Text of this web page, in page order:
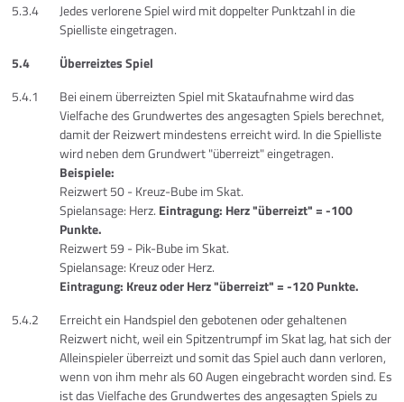
5.3.4
Jedes verlorene Spiel wird mit doppelter Punktzahl in die
Spielliste eingetragen.
5.4
Überreiztes Spiel
5.4.1
Bei einem überreizten Spiel mit Skataufnahme wird das
Vielfache des Grundwertes des angesagten Spiels berechnet,
damit der Reizwert mindestens erreicht wird. In die Spielliste
wird neben dem Grundwert "überreizt" eingetragen.
Beispiele:
Reizwert 50 - Kreuz-Bube im Skat.
Spielansage: Herz. Eintragung: Herz "überreizt" = -100
Punkte.
Reizwert 59 - Pik-Bube im Skat.
Spielansage: Kreuz oder Herz.
Eintragung: Kreuz oder Herz "überreizt" = -120 Punkte.
5.4.2
Erreicht ein Handspiel den gebotenen oder gehaltenen
Reizwert nicht, weil ein Spitzentrumpf im Skat lag, hat sich der
Alleinspieler überreizt und somit das Spiel auch dann verloren,
wenn von ihm mehr als 60 Augen eingebracht worden sind. Es
ist das Vielfache des Grundwertes des angesagten Spiels zu